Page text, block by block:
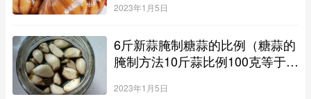
2023年1月5日
6斤新蒜腌制糖蒜的比例（糖蒜的
腌制方法10斤蒜比例100克等于一
2023年1月5日